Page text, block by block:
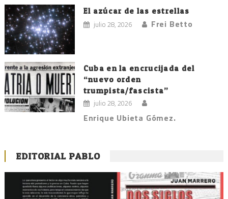
El azúcar de las estrellas
julio 28, 2026 Frei Betto
Cuba en la encrucijada del
“nuevo orden
trumpista/fascista”
julio 28, 2026
Enrique Ubieta Gómez.
EDITORIAL PABLO